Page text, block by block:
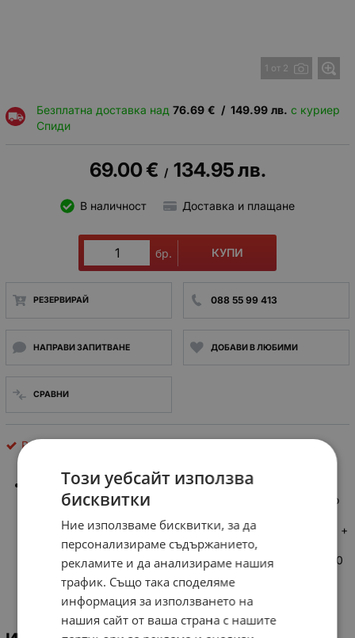
1 от 2
Безплатна доставка над 76.69 € / 149.99 лв. с куриер
Спиди
69.00€ / 134.95лв.
В наличност Доставка и плащане
бр. КУПИ
РЕЗЕРВИРАЙ 088 55 99 413
НАПРАВИ ЗАПИТВАНЕ ДОБАВИ В ЛЮБИМИ
СРАВНИ
Релета
Контролно реле Производител: Telemecanique (марка на
Schneider Electric) Напрежение на бобината (захранващо
Конфигурация на контактите: 4 NO (нормално отворени) +
4 NC (нормално затворени) помощни контакта.
Конвенционален термичен ток в свободно въздух (Ith): 10
A (при температура до 50°C)
Този уебсайт използва
бисквитки
Ние използваме бисквитки, за да
персонализираме съдържанието,
рекламите и да анализираме нашия
трафик. Също така споделяме
информация за използването на
нашия сайт от ваша страна с нашите